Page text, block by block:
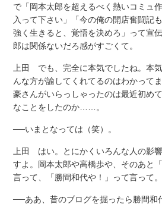
で「岡本太郎を超えるべく熱いコミュ
入って下さい」「今の俺の開店奮闘記
強く生きると、覚悟を決めろ」って宣
郎は関係ないだろ感がすごくて。
上田 でも、完全に本気でしたね。本
んな方が諭してくれてるのはわかって
豪さんがいらっしゃったのは最近初め
なことをしたのか……。
──いまとなっては（笑）。
上田 はい。とにかくいろんな人の影
すよ。岡本太郎や高橋歩や、そのあと
言って、「勝間和代や！」って言って。
──ああ、昔のブログを掘ったら勝間和